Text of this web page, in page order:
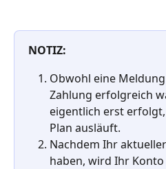
NOTIZ:
Obwohl eine
Zahlung erfolgreich
eigentlich erst
Plan ausläuft.
Nachdem Ihr
haben, wird Ihr